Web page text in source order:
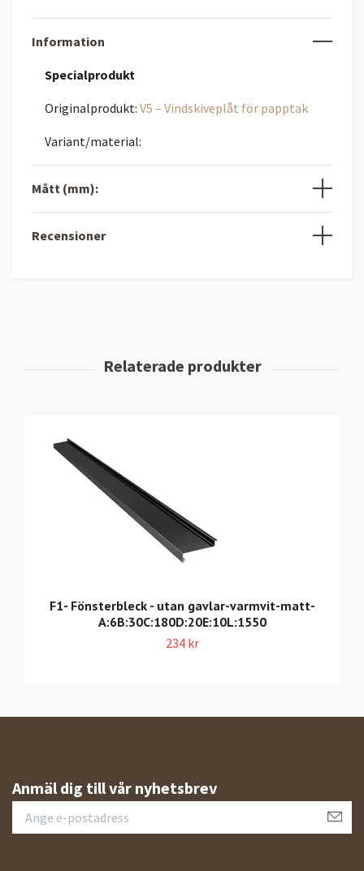
Information
Specialprodukt
Originalprodukt: V5 – Vindskiveplåt för papptak
Variant/material:
Mått (mm):
Recensioner
F1- Fönsterbleck - utan gavlar-varmvit-matt-
A:6B:30C:180D:20E:10L:1550
234 kr
Anmäl dig till vår nyhetsbrev